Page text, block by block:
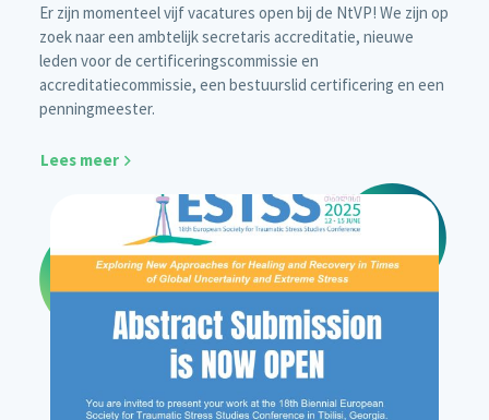
Er zijn momenteel vijf vacatures open bij de NtVP! We zijn op
zoek naar een ambtelijk secretaris accreditatie, nieuwe
leden voor de certificeringscommissie en
accreditatiecommissie, een bestuurslid certificering en een
penningmeester.
Lees meer